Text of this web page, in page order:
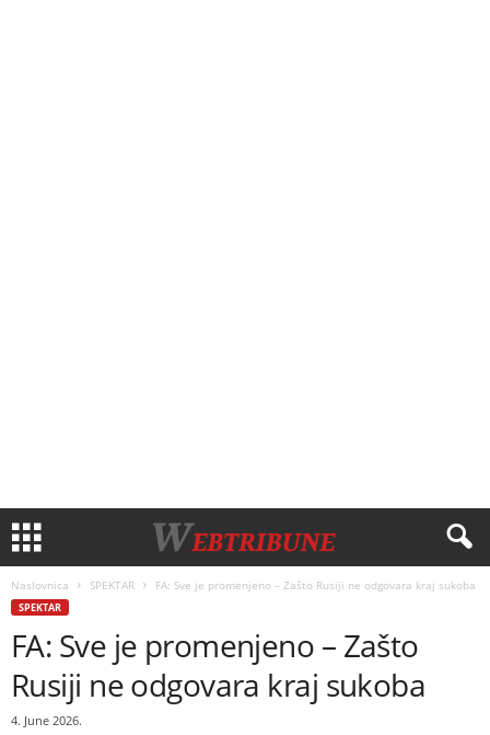
Naslovnica SPEKTAR FA: Sve je promenjeno – Zašto Rusiji ne odgovara kraj sukoba
SPEKTAR
FA: Sve je promenjeno – Zašto
Rusiji ne odgovara kraj sukoba
4. June 2026.